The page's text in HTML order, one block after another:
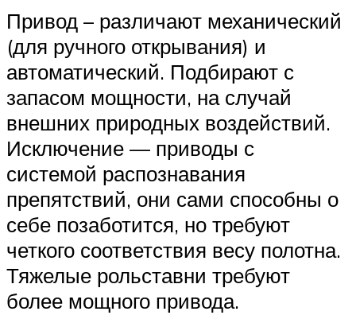
Привод – различают механический
(для ручного открывания) и
автоматический. Подбирают с
запасом мощности, на случай
внешних природных воздействий.
Исключение — приводы с
системой распознавания
препятствий, они сами способны о
себе позаботится, но требуют
четкого соответствия весу полотна.
Тяжелые рольставни требуют
более мощного привода.